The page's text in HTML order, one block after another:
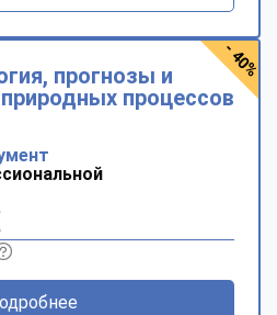
прогнозы и
процессов
- 40%